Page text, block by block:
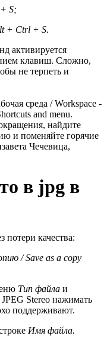
S;
+ Ctrl + S.
активируется
клавиш. Сложно,
не терпеть и
среда / Workspace -
and menu.
найдите
и поменяйте горячие
Чечевица,
в jpg в
качества:
/ Save as a copy
Тип файла и
Stereo нажимать
поддерживают.
Имя файла.